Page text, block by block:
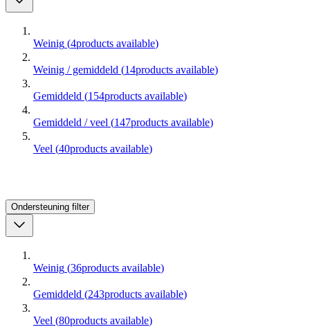
Weinig (4products available)
Weinig / gemiddeld (14products available)
Gemiddeld (154products available)
Gemiddeld / veel (147products available)
Veel (40products available)
Ondersteuning filter
Weinig (36products available)
Gemiddeld (243products available)
Veel (80products available)